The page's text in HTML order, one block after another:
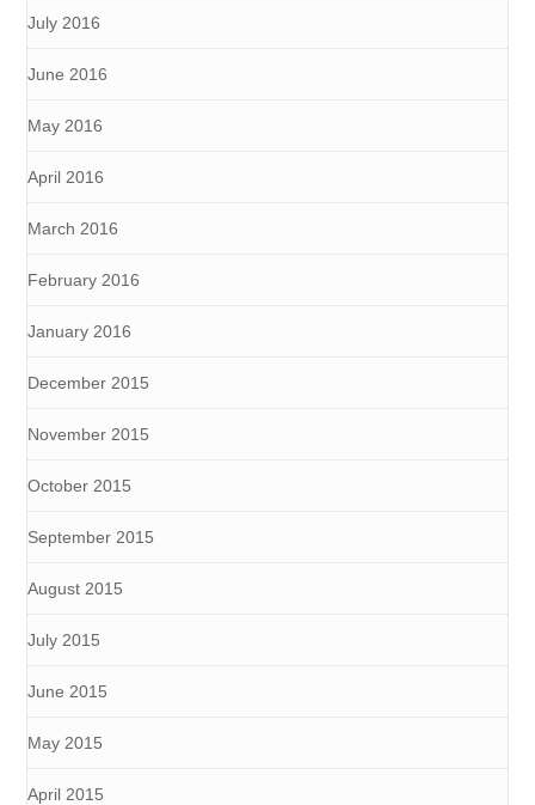
July 2016
June 2016
May 2016
April 2016
March 2016
February 2016
January 2016
December 2015
November 2015
October 2015
September 2015
August 2015
July 2015
June 2015
May 2015
April 2015